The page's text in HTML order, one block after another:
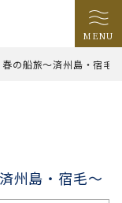
MENU
春の船旅～済州島・宿毛
州島・宿毛～